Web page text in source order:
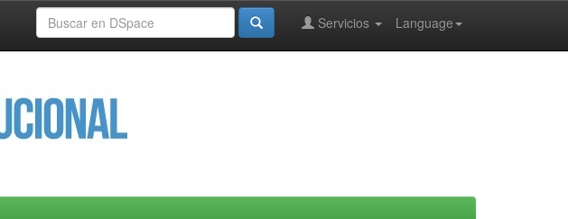
Language
Servicios